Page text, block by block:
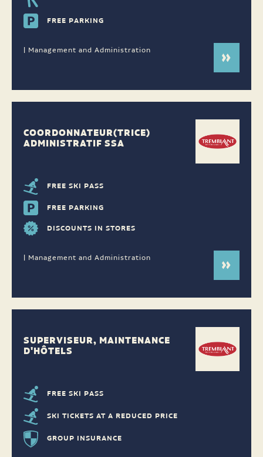
FREE PARKING
| Management and Administration
COORDONNATEUR(TRICE)
ADMINISTRATIF SSA
FREE SKI PASS
FREE PARKING
DISCOUNTS IN STORES
| Management and Administration
SUPERVISEUR, MAINTENANCE
D'HÔTELS
FREE SKI PASS
SKI TICKETS AT A REDUCED PRICE
GROUP INSURANCE